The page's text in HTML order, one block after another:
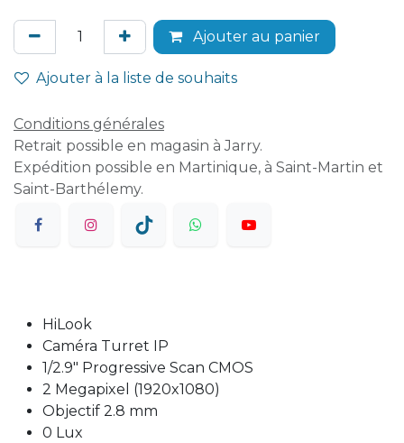
Ajouter au panier
Ajouter à la liste de souhaits
Conditions générales
Retrait possible en magasin à Jarry.
Expédition possible en Martinique, à Saint-Martin et
Saint-Barthélemy.
HiLook
Caméra Turret IP
1/2.9" Progressive Scan CMOS
2 Megapixel (1920x1080)
Objectif 2.8 mm
0 Lux